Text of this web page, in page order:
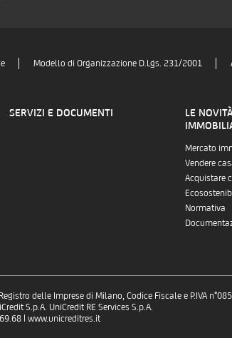
Modello di Organizzazione D.Lgs. 231/2001
SERVIZI E DOCUMENTI
LE
Mercato
Vendere
Acquistare
Normativa
delle Imprese di Milano, Codice Fiscale e P.IVA
S.p.A. UniCredit RE Services S.p.A.
| www.unicreditres.it